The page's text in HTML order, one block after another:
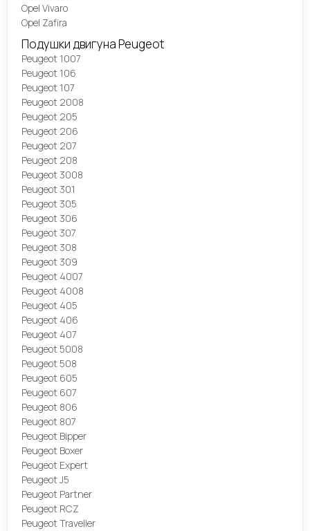
Opel Vivaro
Opel Zafira
Подушки двигуна Peugeot
Peugeot 1007
Peugeot 106
Peugeot 107
Peugeot 2008
Peugeot 205
Peugeot 206
Peugeot 207
Peugeot 208
Peugeot 3008
Peugeot 301
Peugeot 305
Peugeot 306
Peugeot 307
Peugeot 308
Peugeot 309
Peugeot 4007
Peugeot 4008
Peugeot 405
Peugeot 406
Peugeot 407
Peugeot 5008
Peugeot 508
Peugeot 605
Peugeot 607
Peugeot 806
Peugeot 807
Peugeot Bipper
Peugeot Boxer
Peugeot Expert
Peugeot J5
Peugeot Partner
Peugeot RCZ
Peugeot Traveller